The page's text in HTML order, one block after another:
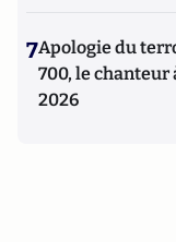
7Apologie du
700, le chanteur
2026